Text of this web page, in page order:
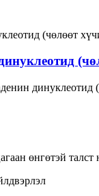
динуклеотид
өнгөтэй талст